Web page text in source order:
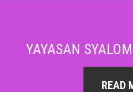
YAYASAN
READ